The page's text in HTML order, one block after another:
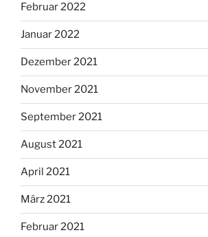
Februar 2022
Januar 2022
Dezember 2021
November 2021
September 2021
August 2021
April 2021
März 2021
Februar 2021